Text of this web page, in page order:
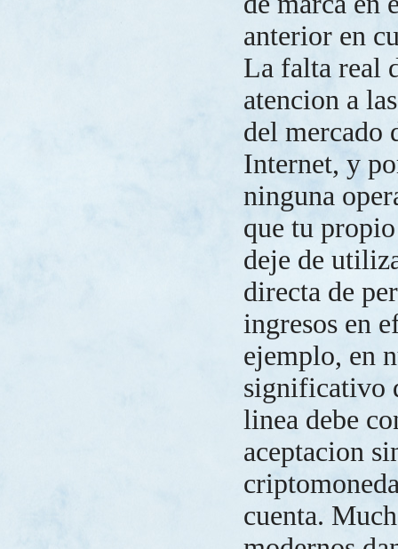
anterior en
La falta real
atencion a
del mercado
Internet, y
ninguna
que tu
deje de
directa de
ingresos en
ejemplo, en
significativo
linea debe
aceptacion
cuenta.